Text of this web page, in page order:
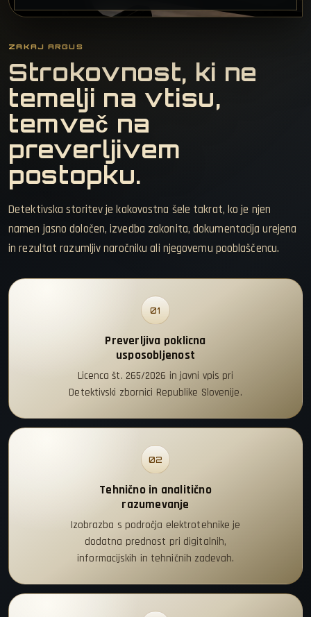
ZAKAJ ARGUS
Strokovnost, ki ne
temelji na vtisu,
temveč na
preverljivem
postopku.
Detektivska storitev je kakovostna šele takrat, ko je njen
namen jasno določen, izvedba zakonita, dokumentacija urejena
in rezultat razumljiv naročniku ali njegovemu pooblaščencu.
01
Preverljiva poklicna
usposobljenost
Licenca št. 265/2026 in javni vpis pri
Detektivski zbornici Republike Slovenije.
02
Tehnično in analitično
razumevanje
Izobrazba s področja elektrotehnike je
dodatna prednost pri digitalnih,
informacijskih in tehničnih zadevah.